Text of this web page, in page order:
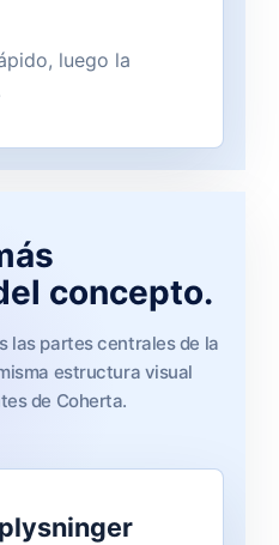
luego la
concepto.
las partes centrales de la
estructura visual
de Coherta.